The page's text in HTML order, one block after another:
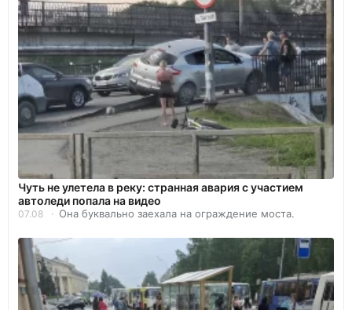
Чуть не улетела в реку: странная авария с участием
автоледи попала на видео
07.08 Она буквально заехала на ограждение моста.